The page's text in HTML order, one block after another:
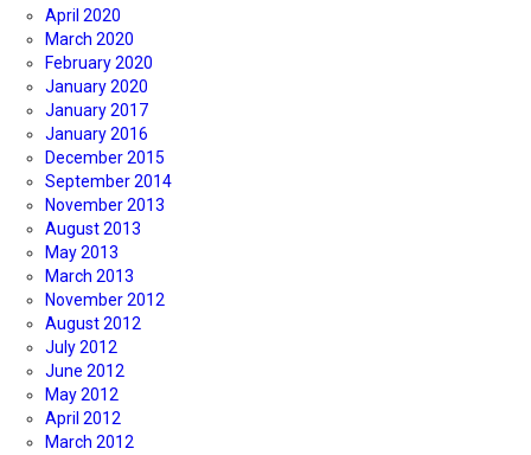
April 2020
March 2020
February 2020
January 2020
January 2017
January 2016
December 2015
September 2014
November 2013
August 2013
May 2013
March 2013
November 2012
August 2012
July 2012
June 2012
May 2012
April 2012
March 2012